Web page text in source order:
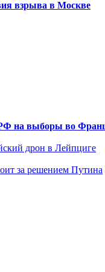
взрыва в Москве
на выборы во
дрон в Лейпциге
за решением Путина